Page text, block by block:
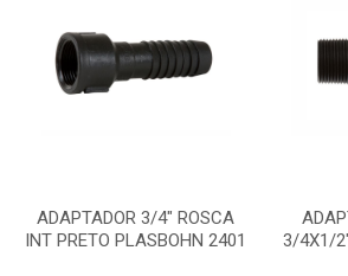
ADAPTADOR 3/4" ROSCA
INT PRETO PLASBOHN 2401
3/4X1/